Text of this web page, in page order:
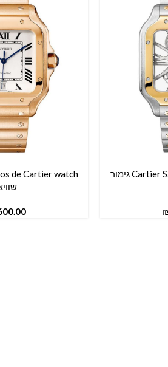
Cartier Santos de Cartier watch גימור
הוספה לסל